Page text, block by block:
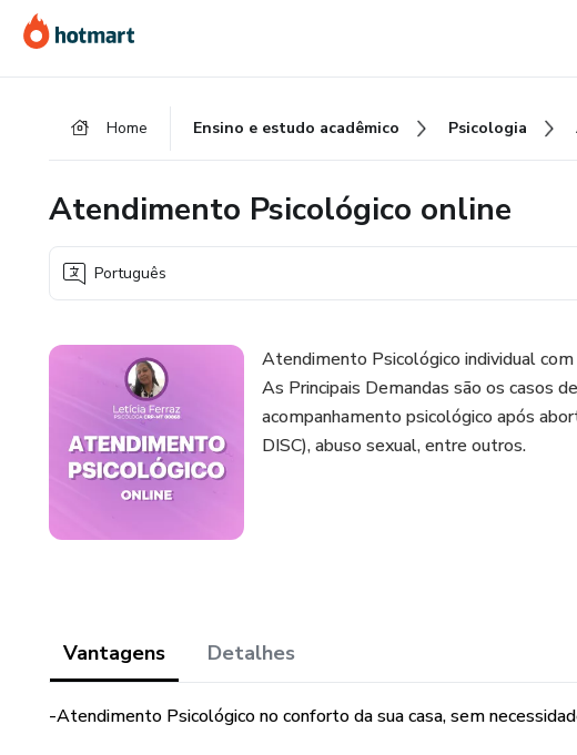
para
o
para
o
para
o
Home Ensino e estudo acadêmico Psicologia
Atendimento Psicológico online
Português
Atendimento Psicológico individual
As Principais Demandas são os casos
acompanhamento psicológico após
DISC), abuso sexual, entre outros.
Vantagens Detalhes
-Atendimento Psicológico no conforto da sua casa, sem